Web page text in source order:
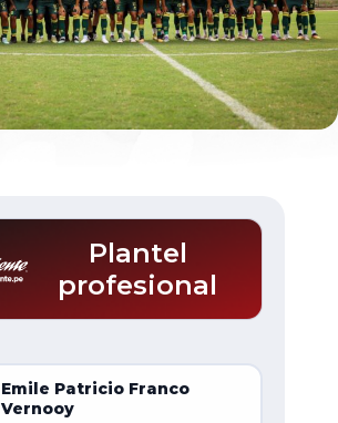
Plantel
profesional
Emile Patricio Franco
Vernooy